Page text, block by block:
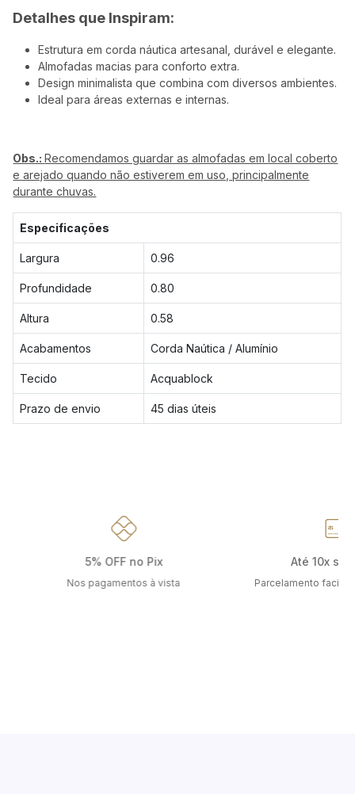
Detalhes que Inspiram:
Estrutura em corda náutica artesanal, durável e elegante.
Almofadas macias para conforto extra.
Design minimalista que combina com diversos ambientes.
Ideal para áreas externas e internas.
Obs.:Recomendamos guardar as almofadas em local coberto
e arejado quando não estiverem em uso, principalmente
durante chuvas.
Especificações
Largura 0.96
Profundidade 0.80
Altura 0.58
Acabamentos Corda Naútica / Alumínio
Tecido Acquablock
Prazo de envio 45 dias úteis
5% OFF no Pix
Nos pagamentos à vista
Até 10x
Parcelamento